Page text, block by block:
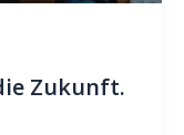
Zukunft.